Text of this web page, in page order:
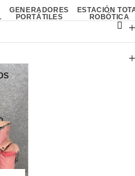
GENERADORES
PORTÁTILES
ESTACIÓN
ROBÓTICA